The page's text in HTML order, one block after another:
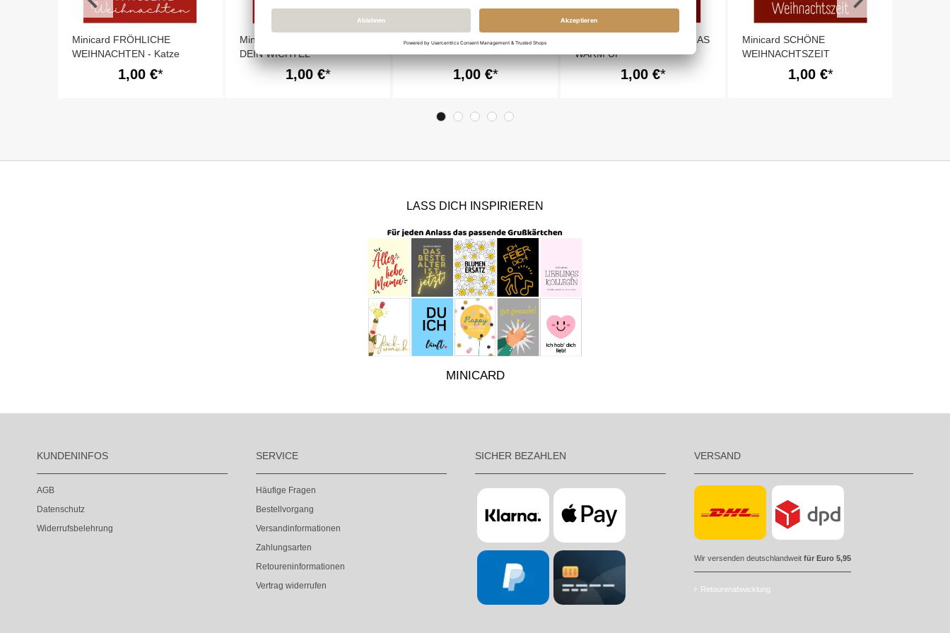
Minicard FRÖHLICHE
WEIHNACHTEN - Katze
1,00 €
Minicard HUHU! ICH BIN`S
DEIN WICHTEL
1,00 €
Minicard LET IT SNOW!
1,00 €
Minicard LITTLE CHRISTMAS
WARM UP
1,00 €
Minicard SCHÖNE
WEIHNACHTSZEIT
1,00 €
LASS DICH INSPIRIEREN
MINICARD
KUNDENINFOS
AGB
Datenschutz
Widerrufsbelehrung
SERVICE
Häufige Fragen
Bestellvorgang
Versandinformationen
Zahlungsarten
Retoureninformationen
Vertrag widerrufen
SICHER BEZAHLEN VERSAND
Wir versenden deutschlandweit für Euro 5,95
Retourenabwicklung